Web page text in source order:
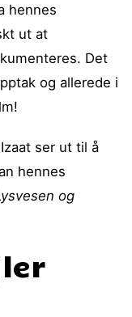
hennes
ut at
Det
og allerede i
ser ut til å
hennes
og